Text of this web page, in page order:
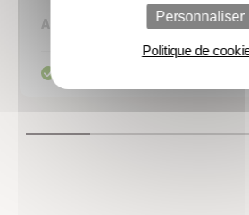
A partir de 2,74 €Personnaliser
Politique de